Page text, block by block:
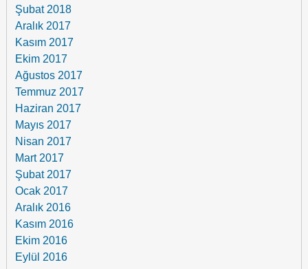
Şubat 2018
Aralık 2017
Kasım 2017
Ekim 2017
Ağustos 2017
Temmuz 2017
Haziran 2017
Mayıs 2017
Nisan 2017
Mart 2017
Şubat 2017
Ocak 2017
Aralık 2016
Kasım 2016
Ekim 2016
Eylül 2016